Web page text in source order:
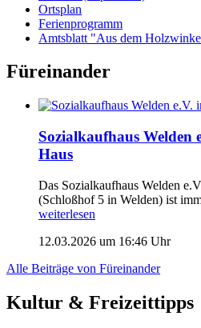
Ortsplan
Ferienprogramm
Amtsblatt "Aus dem
Füreinander
Sozialkaufhaus Welden
Haus
Das Sozialkaufhaus Welden
(Schloßhof 5 in Welden) ist
weiterlesen
12.03.2026 um 16:46 Uhr
Alle Beiträge von Füreinander
Kultur & Freizeittipps